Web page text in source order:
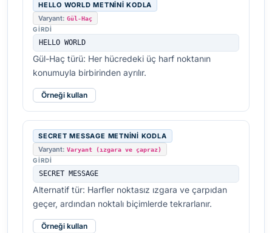
HELLO WORLD METNINI KODLA
Varyant: Gül-Haç
GIRDI
HELLO WORLD
Gül-Haç türü: Her hücredeki üç harf noktanın
konumuyla birbirinden ayrılır.
Örneği kullan
SECRET MESSAGE METNINI KODLA
Varyant: Varyant (ızgara ve çapraz)
GIRDI
SECRET MESSAGE
Alternatif tür: Harfler noktasız ızgara ve çarpıdan
geçer, ardından noktalı biçimlerde tekrarlanır.
Örneği kullan